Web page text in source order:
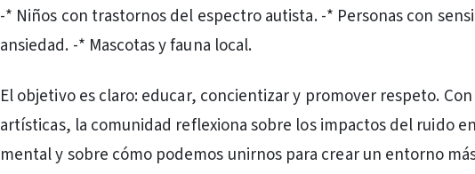
-* Niños con trastornos del espectro autista. -* Personas con
ansiedad. -* Mascotas y fauna local.
El objetivo es claro: educar, concientizar y promover respeto.
artísticas, la comunidad reflexiona sobre los impactos del ruido
mental y sobre cómo podemos unirnos para crear un entorno